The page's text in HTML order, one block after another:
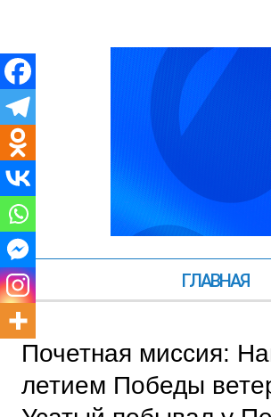
ГЛАВНАЯ
Почетная миссия:
летием Победы